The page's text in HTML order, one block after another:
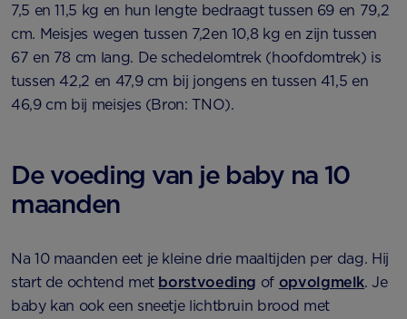
7,5 en 11,5 kg en hun lengte bedraagt tussen 69 en 79,2
cm. Meisjes wegen tussen 7,2en 10,8 kg en zijn tussen
67 en 78 cm lang. De schedelomtrek (hoofdomtrek) is
tussen 42,2 en 47,9 cm bij jongens en tussen 41,5 en
46,9 cm bij meisjes (Bron: TNO).
De voeding van je baby na 10
maanden
Na 10 maanden eet je kleine drie maaltijden per dag. Hij
start de ochtend met borstvoeding of opvolgmelk. Je
baby kan ook een sneetje lichtbruin brood met